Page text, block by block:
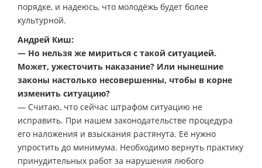
порядке, и надеюсь, что молодёжь будет более
культурной.
Андрей Киш:
— Но нельзя же мириться с такой ситуацией.
Может, ужесточить наказание? Или нынешние
законы настолько несовершенны, чтобы в корне
изменить ситуацию?
— Считаю, что сейчас штрафом ситуацию не
исправить. При нашем законодательстве процедура
его наложения и взыскания растянута. Её нужно
упростить до минимума. Необходимо вернуть практику
принудительных работ за нарушения любого